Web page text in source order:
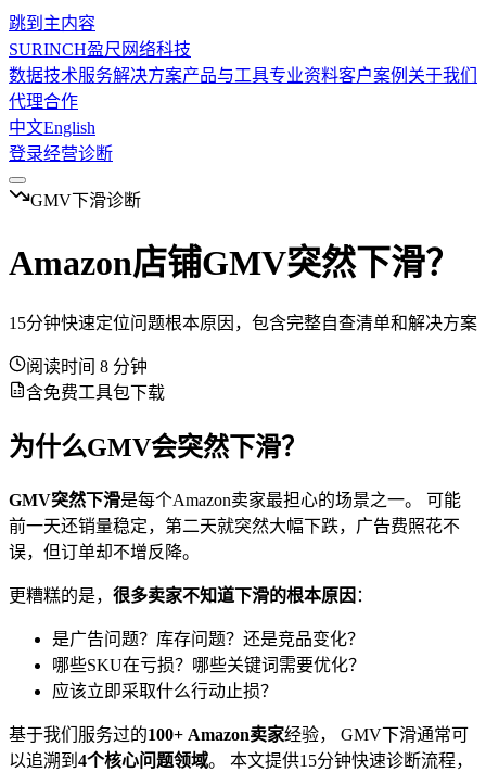
跳到主内容
SURINCH盈尺网络科技
数据技术服务解决方案产品与工具专业资料客户案例 关于我们
代理合作
中文English
登录经营诊断
GMV下滑诊断
Amazon店铺GMV突然下滑？
15分钟快速定位问题根本原因，包含完整自查清单和解决方案
阅读时间 8 分钟
含免费工具包下载
为什么GMV会突然下滑？
GMV突然下滑是每个Amazon卖家最担心的场景之一。 可能
前一天还销量稳定，第二天就突然大幅下跌，广告费照花不
误，但订单却不增反降。
更糟糕的是， 很多卖家不知道下滑的根本原因 ：
是广告问题？库存问题？还是竞品变化？
哪些SKU在亏损？哪些关键词需要优化？
应该立即采取什么行动止损？
基于我们服务过的100+ Amazon卖家经验， GMV下滑通常可
以追溯到 4个核心问题领域。 本文提供15分钟快速诊断流程，